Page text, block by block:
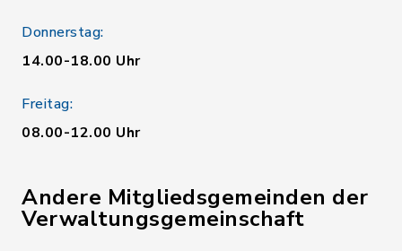
Donnerstag:
14.00-18.00 Uhr
Freitag:
08.00-12.00 Uhr
Andere Mitgliedsgemeinden der
Verwaltungsgemeinschaft